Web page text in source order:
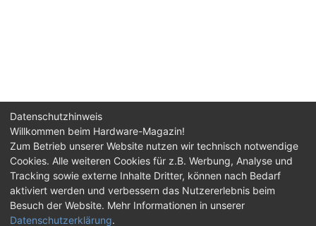
Impressum| Kontakt |Jobs |Datenschutz |
Consent‑Einstellungen |Haftungsausschluss
Feed Facebook
Datenschutzhinweis
Willkommen beim Hardware-Magazin!
Zum Betrieb unserer Website nutzen wir technisch notwendige
Cookies. Alle weiteren Cookies für z.B. Werbung, Analyse und
Tracking sowie externe Inhalte Dritter, können nach Bedarf
aktiviert werden und verbessern das Nutzererlebnis beim
Besuch der Website. Mehr Informationen in unserer
Datenschutzerklärung.